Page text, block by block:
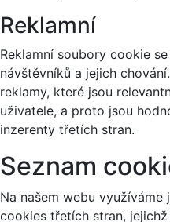
Reklamní
Reklamní soubory cookie
návštěvníků a jejich
reklamy, které jsou
uživatele, a proto jsou
inzerenty třetích stran.
Seznam
Na našem webu
cookies třetích stran,